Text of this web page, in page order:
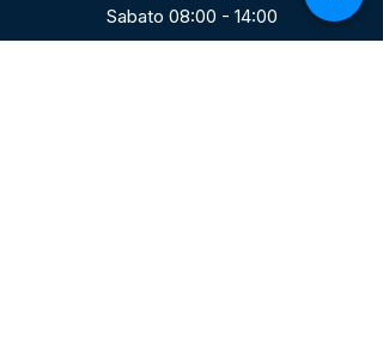
Sabato 08:00 - 14:00